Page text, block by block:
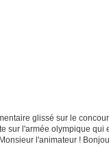
glissé sur le
sur l'armée olympique qui
l'animateur !